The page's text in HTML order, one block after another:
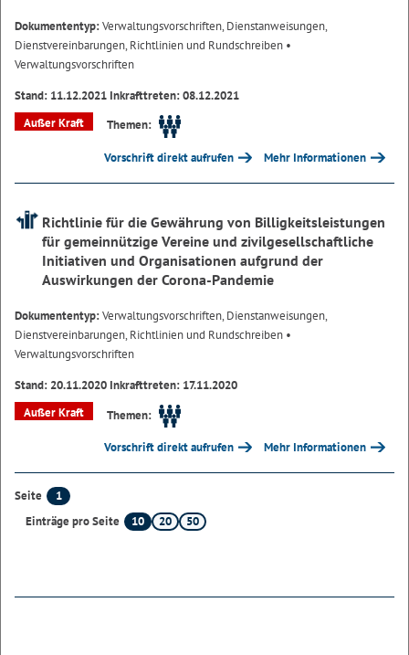
Dokumententyp:Verwaltungsvorschriften, Dienstanweisungen,
Dienstvereinbarungen, Richtlinien und Rundschreiben •
Verwaltungsvorschriften
Stand: 11.12.2021 Inkrafttreten: 08.12.2021
Außer Kraft
Themen:
Vorschrift direkt aufrufen Mehr Informationen
Richtlinie für die Gewährung von Billigkeitsleistungen
für gemeinnützige Vereine und zivilgesellschaftliche
Initiativen und Organisationen aufgrund der
Auswirkungen der Corona-Pandemie
Dokumententyp:Verwaltungsvorschriften, Dienstanweisungen,
Dienstvereinbarungen, Richtlinien und Rundschreiben •
Verwaltungsvorschriften
Stand: 20.11.2020 Inkrafttreten: 17.11.2020
Außer Kraft
Themen:
Vorschrift direkt aufrufen Mehr Informationen
Seite
1
Einträge pro Seite
10 20 50